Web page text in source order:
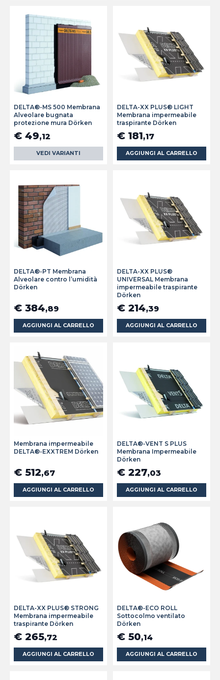
DELTA®-MS 500 Membrana
Alveolare bugnata
protezione mura Dörken
€ 49,12
VEDI VARIANTI
DELTA-XX PLUS® LIGHT
Membrana impermeabile
traspirante Dörken
€ 181,17
AGGIUNGI AL CARRELLO
DELTA®-PT Membrana
Alveolare contro l’umidità
Dörken
€ 384,89
AGGIUNGI AL CARRELLO
DELTA-XX PLUS®
UNIVERSAL Membrana
impermeabile traspirante
Dörken
€ 214,39
AGGIUNGI AL CARRELLO
Membrana impermeabile
DELTA®-EXXTREM Dörken
€ 512,67
AGGIUNGI AL CARRELLO
DELTA®-VENT S PLUS
Membrana Impermeabile
Dörken
€ 227,03
AGGIUNGI AL CARRELLO
DELTA-XX PLUS® STRONG
Membrana impermeabile
traspirante Dörken
€ 265,72
AGGIUNGI AL CARRELLO
DELTA®-ECO ROLL
Sottocolmo ventilato
Dörken
€ 50,14
AGGIUNGI AL CARRELLO